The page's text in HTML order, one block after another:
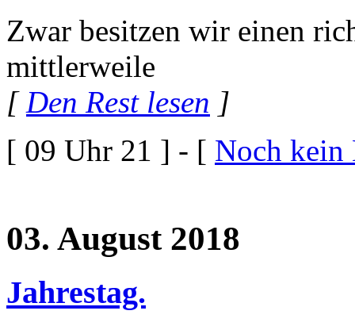
Zwar besitzen wir einen
mittlerweile
[ Den Rest lesen ]
[ 09 Uhr 21 ] - [ Noch kein
03. August 2018
Jahrestag.